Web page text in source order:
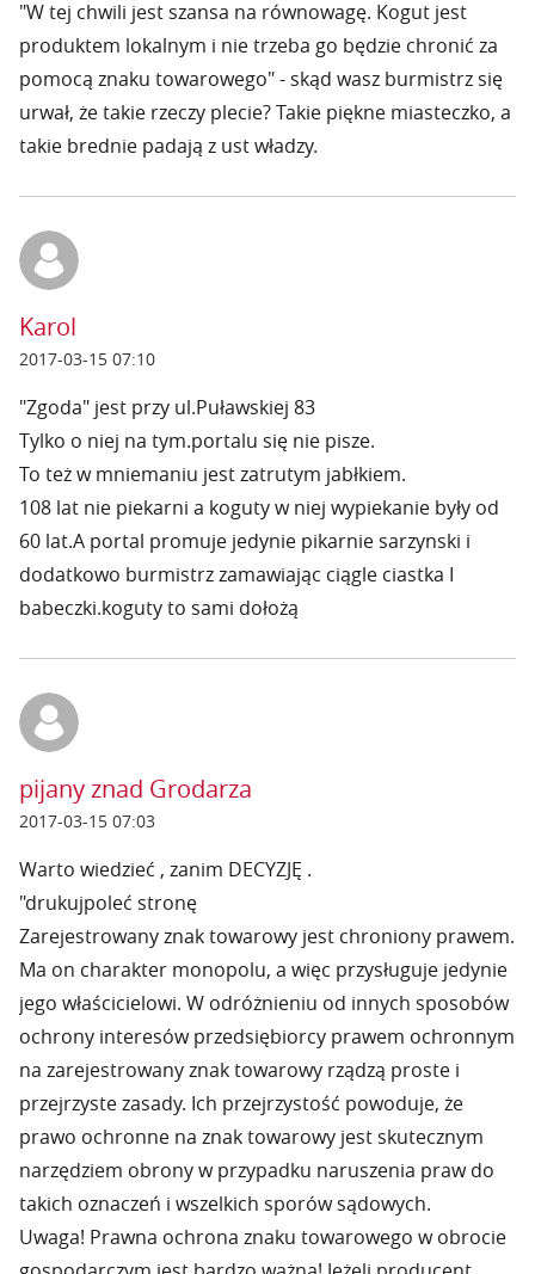
"W tej chwili jest szansa na równowagę. Kogut jest
produktem lokalnym i nie trzeba go będzie chronić za
pomocą znaku towarowego" - skąd wasz burmistrz się
urwał, że takie rzeczy plecie? Takie piękne miasteczko, a
takie brednie padają z ust władzy.
Karol
2017-03-15 07:10
"Zgoda" jest przy ul.Puławskiej 83
Tylko o niej na tym.portalu się nie pisze.
To też w mniemaniu jest zatrutym jabłkiem.
108 lat nie piekarni a koguty w niej wypiekanie były od
60 lat.A portal promuje jedynie pikarnie sarzynski i
dodatkowo burmistrz zamawiając ciągle ciastka I
babeczki.koguty to sami dołożą
pijany znad Grodarza
2017-03-15 07:03
Warto wiedzieć , zanim DECYZJĘ .
"drukujpoleć stronę
Zarejestrowany znak towarowy jest chroniony prawem.
Ma on charakter monopolu, a więc przysługuje jedynie
jego właścicielowi. W odróżnieniu od innych sposobów
ochrony interesów przedsiębiorcy prawem ochronnym
na zarejestrowany znak towarowy rządzą proste i
przejrzyste zasady. Ich przejrzystość powoduje, że
prawo ochronne na znak towarowy jest skutecznym
narzędziem obrony w przypadku naruszenia praw do
takich oznaczeń i wszelkich sporów sądowych.
Uwaga! Prawna ochrona znaku towarowego w obrocie